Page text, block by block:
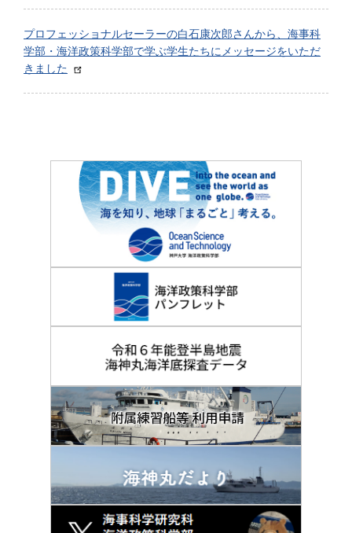
プロフェッショナルセーラーの白石康次郎さんから、海事科
学部・海洋政策科学部で学ぶ学生たちにメッセージをいただ
きました